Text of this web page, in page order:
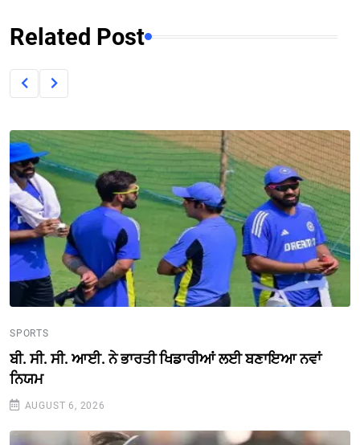
Related Post
SPORTS
ਬੀ. ਸੀ. ਸੀ. ਆਈ. ਨੇ ਭਾਰਤੀ ਖਿਡਾਰੀਆਂ ਲਈ ਬਣਾਇਆ ਨਵਾਂ
ਨਿਯਮ
AUGUST 6, 2026